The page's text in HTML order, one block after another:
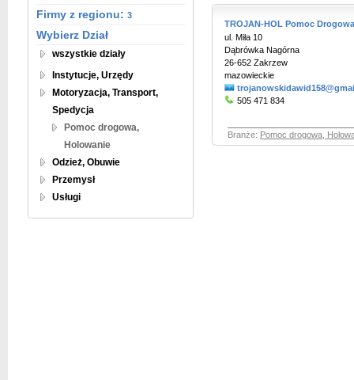
Firmy z regionu: 3
Wybierz Dział
wszystkie działy
Instytucje, Urzędy
Motoryzacja, Transport,
Spedycja
Pomoc drogowa,
Holowanie
Odzież, Obuwie
Przemysł
Usługi
TROJAN-HOL Pomoc
ul. Miła 10
Dąbrówka Nagórna
26-652 Zakrzew
mazowieckie
505 471 834
Branże: Pomoc drogowa,